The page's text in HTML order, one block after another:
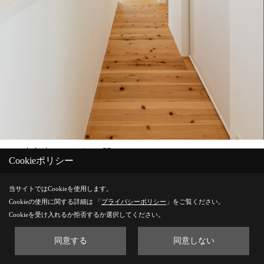
WIC来客時にはすばやく閉めます。
Cookieポリシー
当サイトではCookieを使用します。
Cookieの使用に関する詳細は 「プライバシーポリシー 」をご覧ください。
Cookieを受け入れるか拒否するか選択してください。
同意する 同意しない